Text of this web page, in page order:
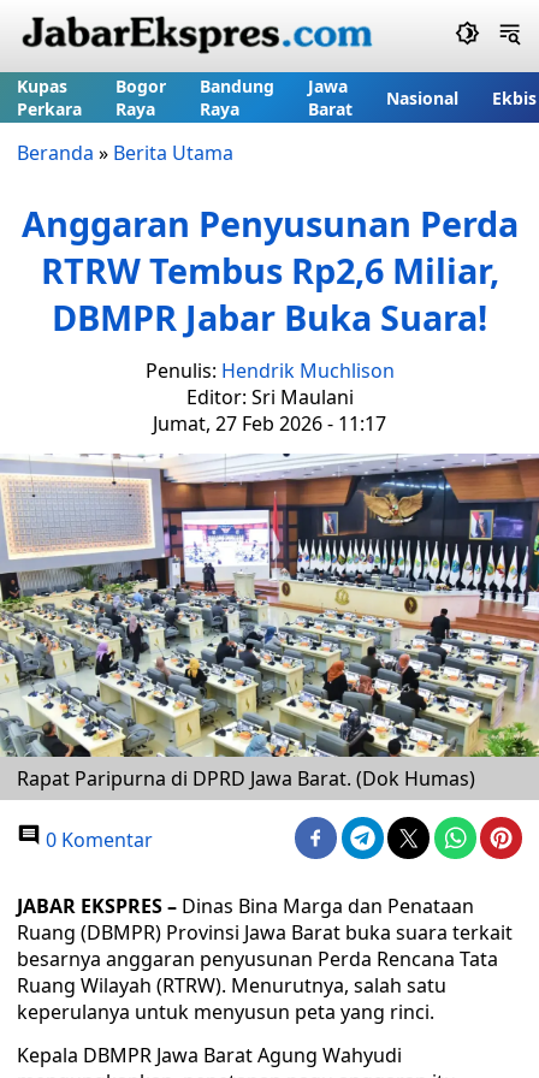
Kupas
Perkara
Bogor
Raya
Bandung
Raya
Jawa
Barat
Nasional Ekbis
Beranda » Berita Utama
Anggaran Penyusunan Perda
RTRW Tembus Rp2,6 Miliar,
DBMPR Jabar Buka Suara!
Penulis: Hendrik Muchlison
Editor: Sri Maulani
Jumat, 27 Feb 2026 - 11:17
Rapat Paripurna di DPRD Jawa Barat. (Dok Humas)
0 Komentar
JABAR EKSPRES – Dinas Bina Marga dan Penataan
Ruang (DBMPR) Provinsi Jawa Barat buka suara terkait
besarnya anggaran penyusunan Perda Rencana Tata
Ruang Wilayah (RTRW). Menurutnya, salah satu
keperulanya untuk menyusun peta yang rinci.
Kepala DBMPR Jawa Barat Agung Wahyudi